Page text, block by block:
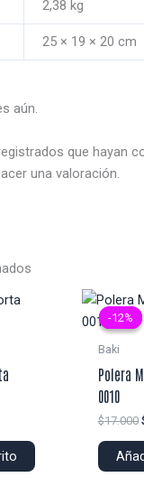
2,38 kg
25 × 19 × 20 cm
aún.
que hayan
una valoración.
-12%
-12%
Baki
Polera
0010
$17.000